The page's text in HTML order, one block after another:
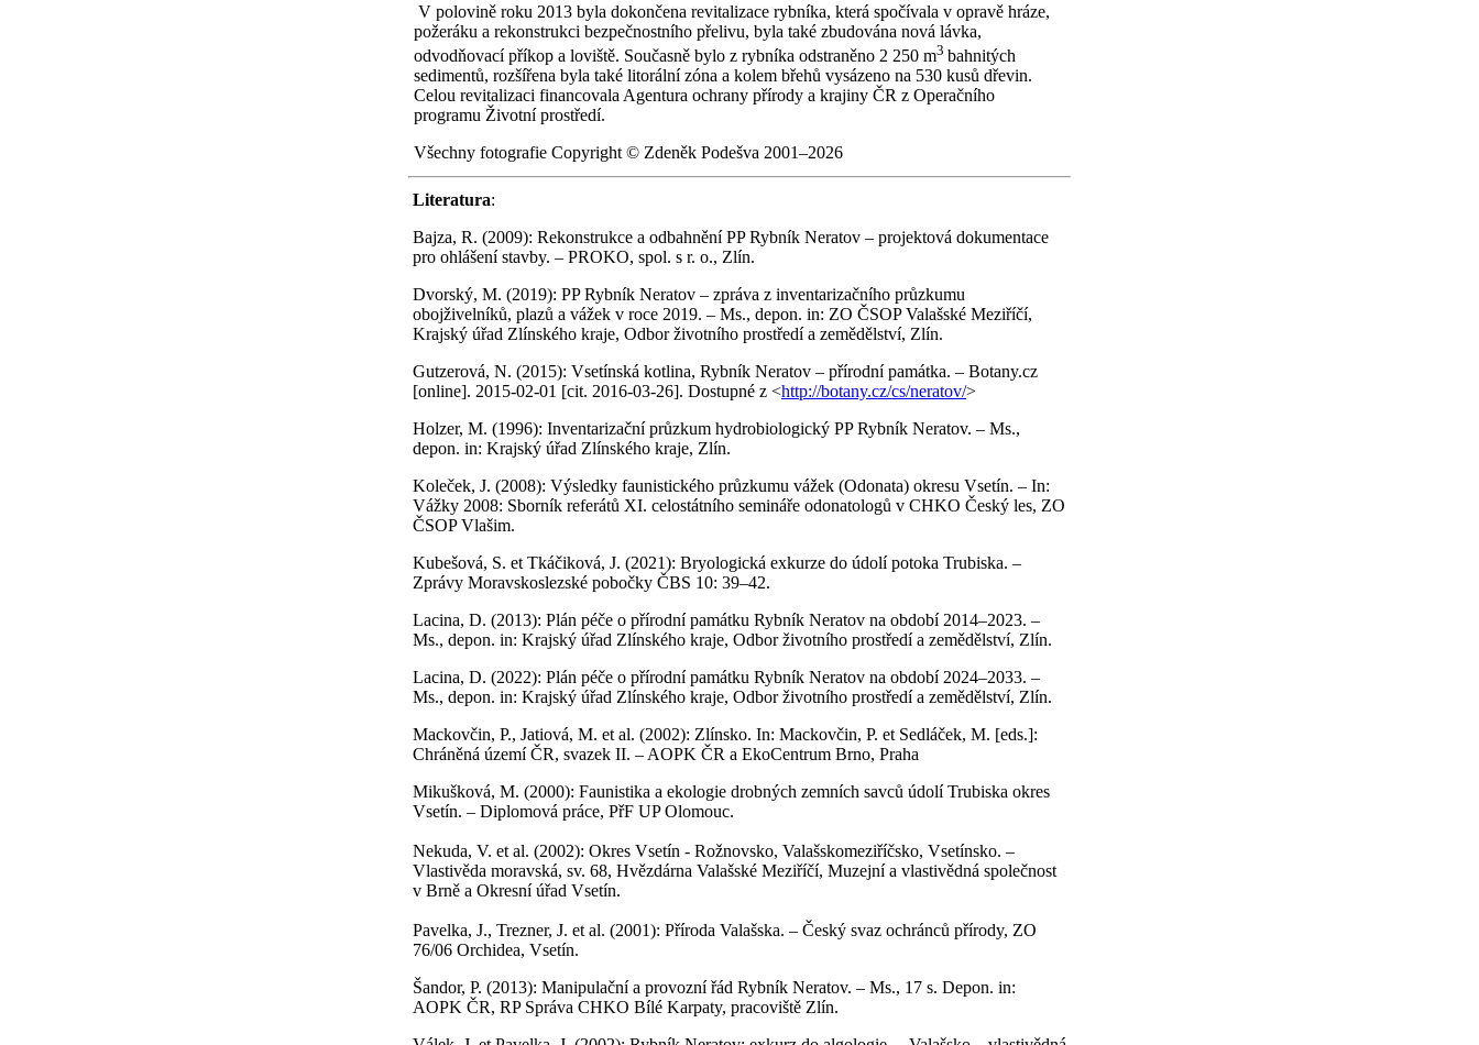
V polovině roku 2013 byla dokončena revitalizace rybníka, která spočívala v opravě hráze,
požeráku a rekonstrukci bezpečnostního přelivu, byla také zbudována nová lávka,
odvodňovací příkop a loviště. Současně bylo z rybníka odstraněno 2 250 m3 bahnitých
sedimentů, rozšířena byla také litorální zóna a kolem břehů vysázeno na 530 kusů dřevin.
Celou revitalizaci financovala Agentura ochrany přírody a krajiny ČR z Operačního
programu Životní prostředí.
Všechny fotografie Copyright © Zdeněk Podešva 2001–2026
Literatura:
Bajza, R. (2009): Rekonstrukce a odbahnění PP Rybník Neratov – projektová dokumentace
pro ohlášení stavby. – PROKO, spol. s r. o., Zlín.
Dvorský, M. (2019): PP Rybník Neratov – zpráva z inventarizačního průzkumu
obojživelníků, plazů a vážek v roce 2019. – Ms., depon. in: ZO ČSOP Valašské Meziříčí,
Krajský úřad Zlínského kraje, Odbor životního prostředí a zemědělství, Zlín.
Gutzerová, N. (2015): Vsetínská kotlina, Rybník Neratov – přírodní památka. – Botany.cz
[online]. 2015-02-01 [cit. 2016-03-26]. Dostupné z <http://botany.cz/cs/neratov/>
Holzer, M. (1996): Inventarizační průzkum hydrobiologický PP Rybník Neratov. – Ms.,
depon. in: Krajský úřad Zlínského kraje, Zlín.
Koleček, J. (2008): Výsledky faunistického průzkumu vážek (Odonata) okresu Vsetín. – In:
Vážky 2008: Sborník referátů XI. celostátního semináře odonatologů v CHKO Český les, ZO
ČSOP Vlašim.
Kubešová, S. et Tkáčiková, J. (2021): Bryologická exkurze do údolí potoka Trubiska. –
Zprávy Moravskoslezské pobočky ČBS 10: 39–42.
Lacina, D. (2013): Plán péče o přírodní památku Rybník Neratov na období 2014–2023. –
Ms., depon. in: Krajský úřad Zlínského kraje, Odbor životního prostředí a zemědělství, Zlín.
Lacina, D. (2022): Plán péče o přírodní památku Rybník Neratov na období 2024–2033. –
Ms., depon. in: Krajský úřad Zlínského kraje, Odbor životního prostředí a zemědělství, Zlín.
Mackovčin, P., Jatiová, M. et al. (2002): Zlínsko. In: Mackovčin, P. et Sedláček, M. [eds.]:
Chráněná území ČR, svazek II. – AOPK ČR a EkoCentrum Brno, Praha
Mikušková, M. (2000): Faunistika a ekologie drobných zemních savců údolí Trubiska okres
Vsetín. – Diplomová práce, PřF UP Olomouc.
Nekuda, V. et al. (2002): Okres Vsetín - Rožnovsko, Valašskomeziříčsko, Vsetínsko. –
Vlastivěda moravská, sv. 68, Hvězdárna Valašské Meziříčí, Muzejní a vlastivědná společnost
v Brně a Okresní úřad Vsetín.
Pavelka, J., Trezner, J. et al. (2001): Příroda Valašska. – Český svaz ochránců přírody, ZO
76/06 Orchidea, Vsetín.
Šandor, P. (2013): Manipulační a provozní řád Rybník Neratov. – Ms., 17 s. Depon. in:
AOPK ČR, RP Správa CHKO Bílé Karpaty, pracoviště Zlín.